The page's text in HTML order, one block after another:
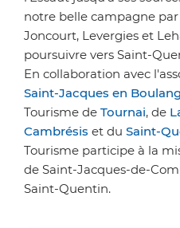
notre belle campagne
Joncourt, Levergies et
poursuivre vers Saint-
En collaboration avec
Saint-Jacques en
Tourisme de Tournai, de
Cambrésis et du Saint-
Tourisme participe à la
de Saint-Jacques-de-
Saint-Quentin.